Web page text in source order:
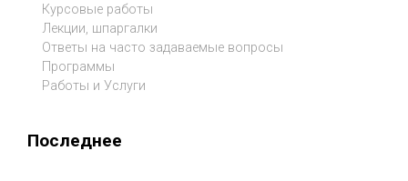
Курсовые работы
Лекции, шпаргалки
Ответы на часто задаваемые вопросы
Программы
Работы и Услуги
Последнее